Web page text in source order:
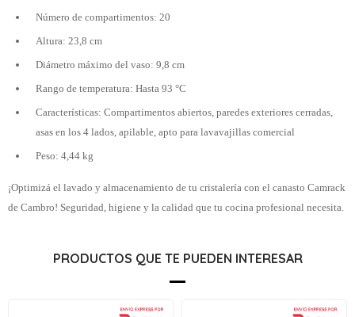
Número de compartimentos: 20
Altura: 23,8 cm
Diámetro máximo del vaso: 9,8 cm
Rango de temperatura: Hasta 93 °C
Características: Compartimentos abiertos, paredes exteriores cerradas,
asas en los 4 lados, apilable, apto para lavavajillas comercial
Peso: 4,44 kg
¡Optimizá el lavado y almacenamiento de tu cristalería con el canasto Camrack
de Cambro! Seguridad, higiene y la calidad que tu cocina profesional necesita.
PRODUCTOS QUE TE PUEDEN INTERESAR